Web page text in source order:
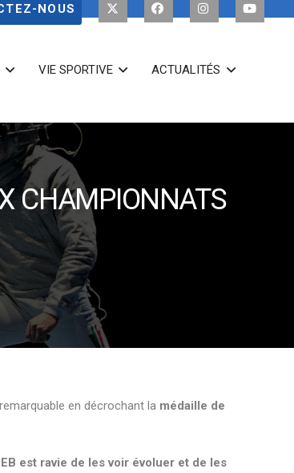
NOUS
VIE SPORTIVE ACTUALITÉS
CHAMPIONNATS
en décrochant la médaille de
est ravie de les voir évoluer et de les